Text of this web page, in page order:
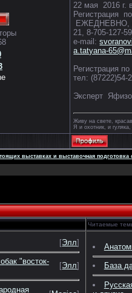
22 мая 2016 г.
Регистрация
ЕЖЕДНЕВНО,
21, 8-705-127-
e-mail:
a.tatyana-
Регистрация
тел: (87222)54-
Эксперт
Живу на свете,
Я и охотник, и
выставках и выставочная подготовка
Читаемые
[Элл]
"восток-
[Элл] База